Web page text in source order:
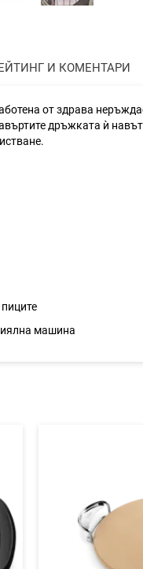
от здрава
дръжката ѝ
машина
И КОМЕНТАРИ